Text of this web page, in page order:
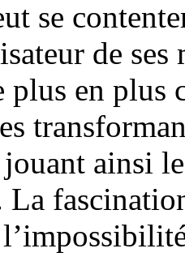
se
de
plus en plus
ainsi